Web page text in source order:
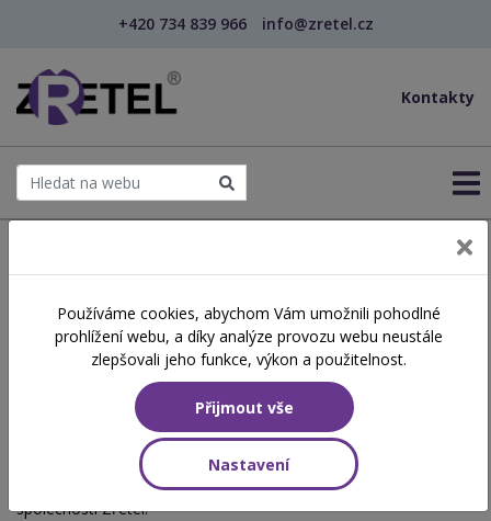
+420 734 839 966 info@zretel.cz
Kontakty
Přihlašování na školení /
kurzy
Na této stránce najdete odpovědi na nejčastější dotazy týkající
se přihlašování na školení, kurzy a profesní zkoušky pořádané
společností Zřetel.
Používáme cookies, abychom Vám umožnili pohodlné
prohlížení webu, a díky analýze provozu webu neustále
zlepšovali jeho funkce, výkon a použitelnost.
Přijmout vše
Nastavení